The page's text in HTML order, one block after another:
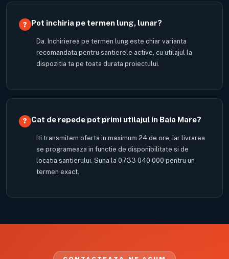
Pot inchiria pe termen lung, lunar?
Da. Inchirierea pe termen lung este chiar varianta
recomandata pentru santierele active, cu utilajul la
dispozitia ta pe toata durata proiectului.
Cat de repede pot primi utilajul in Baia Mare?
Iti transmitem oferta in maximum 24 de ore, iar livrarea
se programeaza in functie de disponibilitate si de
locatia santierului. Suna la 0733 040 000 pentru un
termen exact.